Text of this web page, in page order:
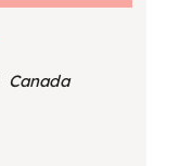
Canada